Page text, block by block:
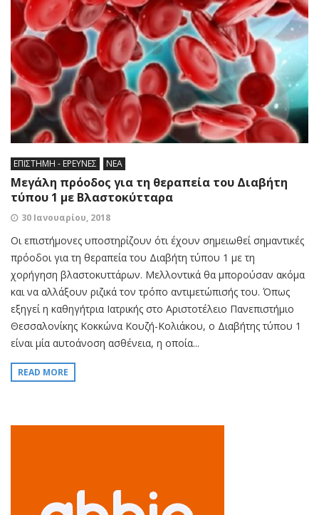
ΕΠΙΣΤΗΜΗ - ΕΡΕΥΝΕΣ ΝΕΑ
Μεγάλη πρόοδος για τη θεραπεία του Διαβήτη
τύπου 1 με Βλαστοκύτταρα
30 Ιανουαρίου, 2018
Οι επιστήμονες υποστηρίζουν ότι έχουν σημειωθεί σημαντικές
πρόοδοι για τη θεραπεία του Διαβήτη τύπου 1 με τη
χορήγηση βλαστοκυττάρων. Μελλοντικά θα μπορούσαν ακόμα
και να αλλάξουν ριζικά τον τρόπο αντιμετώπισής του. Όπως
εξηγεί η καθηγήτρια Ιατρικής στο Αριστοτέλειο Πανεπιστήμιο
Θεσσαλονίκης Κοκκώνα Κουζή-Κολιάκου, ο Διαβήτης τύπου 1
είναι μία αυτοάνοση ασθένεια, η οποία...
READ MORE